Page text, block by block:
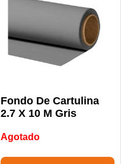
Fondo De Cartulina
2.7 X 10 M Gris
Agotado